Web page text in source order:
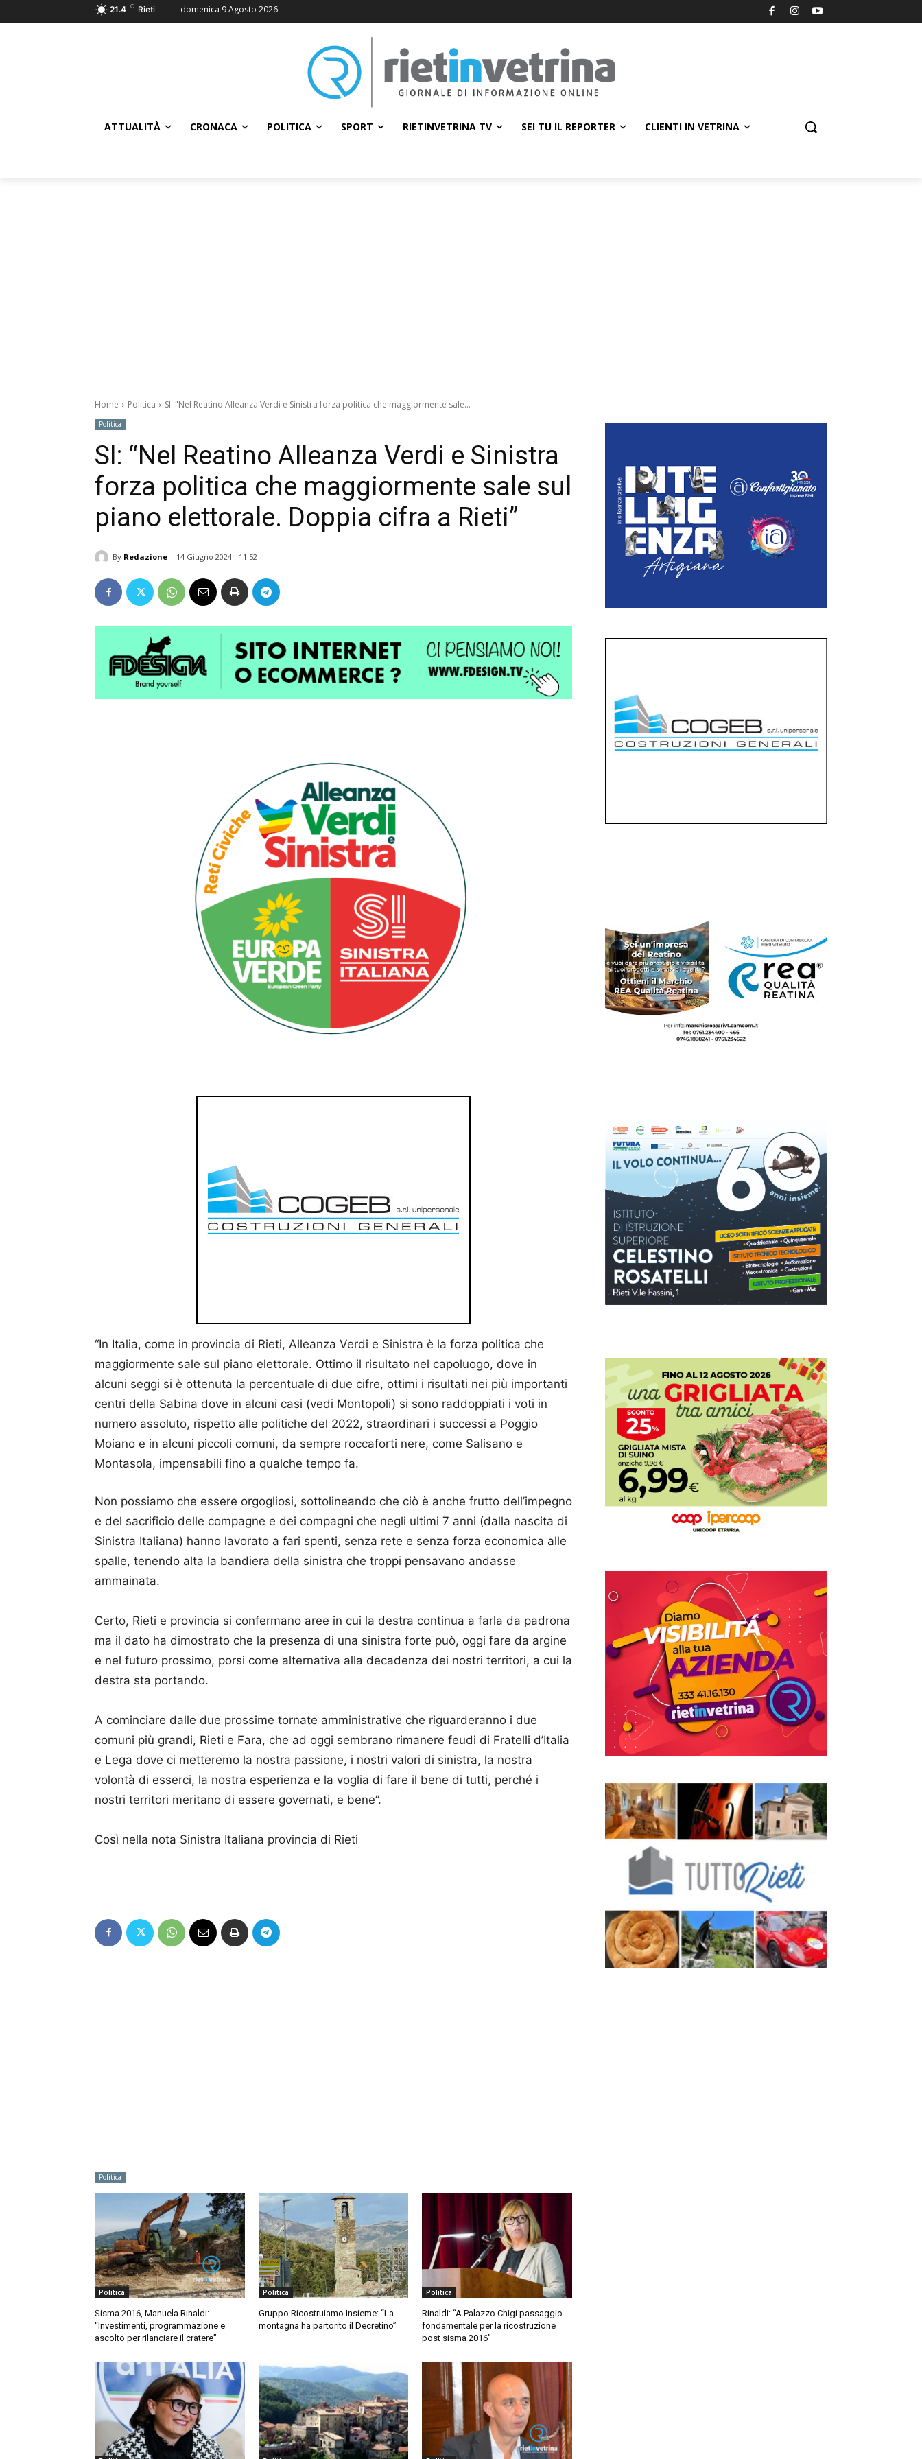
21.4 C Rieti domenica 9 Agosto 2026
ATTUALITÀ CRONACA POLITICA SPORT RIETINVETRINA TV SEI TU IL REPORTER CLIENTI IN VETRINA
Home Politica SI: "Nel Reatino Alleanza Verdi e Sinistra forza politica che maggiormente sale...
Politica
SI: “Nel Reatino Alleanza Verdi e Sinistra
forza politica che maggiormente sale sul
piano elettorale. Doppia cifra a Rieti”
By Redazione 14 Giugno 2024 - 11:52
“In Italia, come in provincia di Rieti, Alleanza Verdi e Sinistra è la forza politica che
maggiormente sale sul piano elettorale. Ottimo il risultato nel capoluogo, dove in
alcuni seggi si è ottenuta la percentuale di due cifre, ottimi i risultati nei più importanti
centri della Sabina dove in alcuni casi (vedi Montopoli) si sono raddoppiati i voti in
numero assoluto, rispetto alle politiche del 2022, straordinari i successi a Poggio
Moiano e in alcuni piccoli comuni, da sempre roccaforti nere, come Salisano e
Montasola, impensabili fino a qualche tempo fa.
Non possiamo che essere orgogliosi, sottolineando che ciò è anche frutto dell’impegno
e del sacrificio delle compagne e dei compagni che negli ultimi 7 anni (dalla nascita di
Sinistra Italiana) hanno lavorato a fari spenti, senza rete e senza forza economica alle
spalle, tenendo alta la bandiera della sinistra che troppi pensavano andasse
ammainata.
Certo, Rieti e provincia si confermano aree in cui la destra continua a farla da padrona
ma il dato ha dimostrato che la presenza di una sinistra forte può, oggi fare da argine
e nel futuro prossimo, porsi come alternativa alla decadenza dei nostri territori, a cui la
destra sta portando.
A cominciare dalle due prossime tornate amministrative che riguarderanno i due
comuni più grandi, Rieti e Fara, che ad oggi sembrano rimanere feudi di Fratelli d’Italia
e Lega dove ci metteremo la nostra passione, i nostri valori di sinistra, la nostra
volontà di esserci, la nostra esperienza e la voglia di fare il bene di tutti, perché i
nostri territori meritano di essere governati, e bene”.
Così nella nota Sinistra Italiana provincia di Rieti
Politica
Politica
Sisma 2016, Manuela Rinaldi:
“Investimenti, programmazione e
ascolto per rilanciare il cratere”
Politica
Gruppo Ricostruiamo Insieme: “La
montagna ha partorito il Decretino”
Politica
Rinaldi: “A Palazzo Chigi passaggio
fondamentale per la ricostruzione
post sisma 2016”